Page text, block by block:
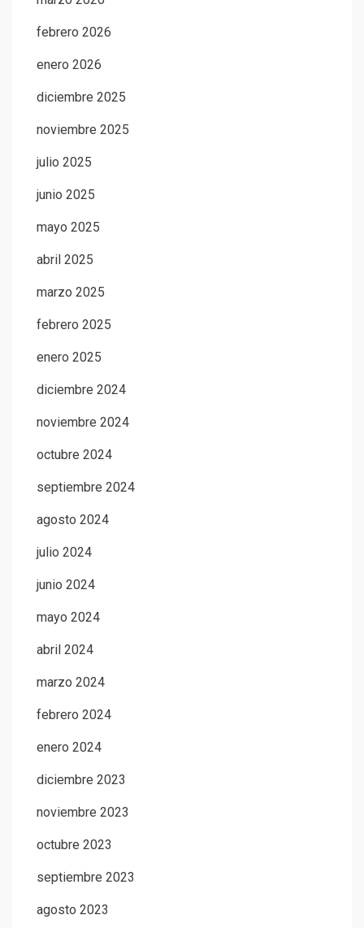
febrero 2026
enero 2026
diciembre 2025
noviembre 2025
julio 2025
junio 2025
mayo 2025
abril 2025
marzo 2025
febrero 2025
enero 2025
diciembre 2024
noviembre 2024
octubre 2024
septiembre 2024
agosto 2024
julio 2024
junio 2024
mayo 2024
abril 2024
marzo 2024
febrero 2024
enero 2024
diciembre 2023
noviembre 2023
octubre 2023
septiembre 2023
agosto 2023